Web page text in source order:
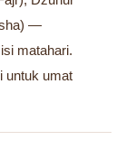
—
matahari.
untuk umat